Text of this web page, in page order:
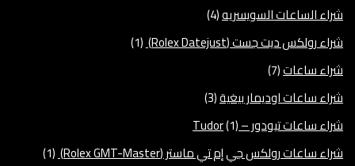
شراء الساعات السويسريه(4)
شراء رولكس ديت جست (Rolex Datejust)
(1)
شراء ساعات(7)
شراء ساعات اوديمار بيغية(3)
شراء ساعات تيودور – Tudor(1)
شراء ساعات رولكس جي إم تي ماستر (Rolex GMT-Master)
(1)